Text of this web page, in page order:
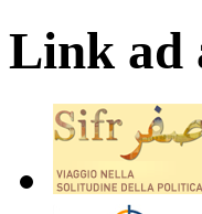
Link ad